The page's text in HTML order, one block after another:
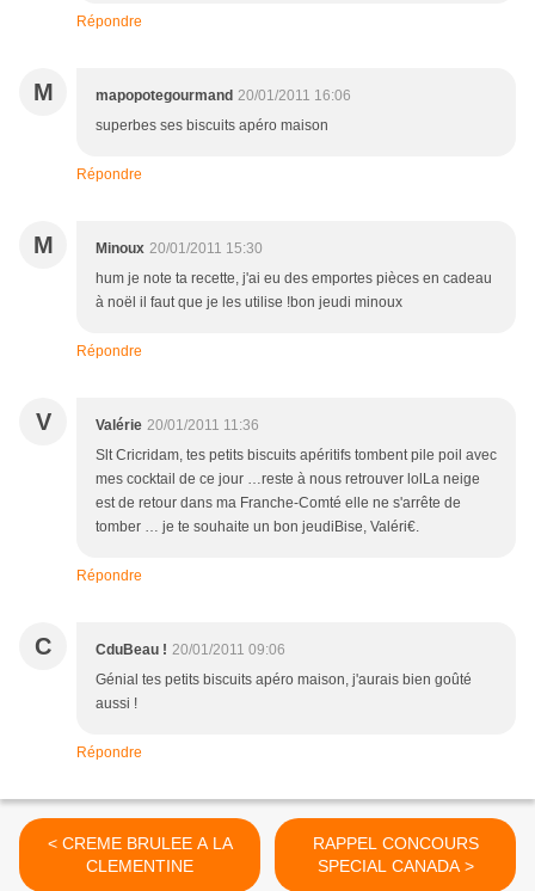
Répondre
M mapopotegourmand 20/01/2011 16:06
superbes ses biscuits apéro maison
Répondre
M Minoux 20/01/2011 15:30
hum je note ta recette, j'ai eu des emportes pièces en cadeau
à noël il faut que je les utilise !bon jeudi minoux
Répondre
V Valérie 20/01/2011 11:36
Slt Cricridam, tes petits biscuits apéritifs tombent pile poil avec
mes cocktail de ce jour …reste à nous retrouver lolLa neige
est de retour dans ma Franche-Comté elle ne s'arrête de
tomber … je te souhaite un bon jeudiBise, Valéri€.
Répondre
C CduBeau ! 20/01/2011 09:06
Génial tes petits biscuits apéro maison, j'aurais bien goûté
aussi !
Répondre
< CREME BRULEE A LA
CLEMENTINE
RAPPEL CONCOURS
SPECIAL CANADA >